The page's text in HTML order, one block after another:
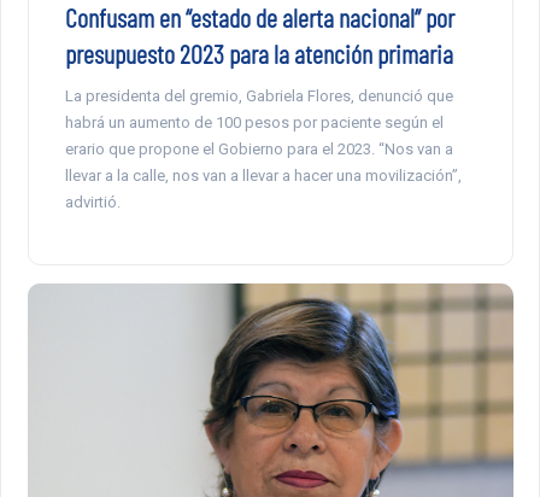
Confusam en “estado de alerta nacional” por
presupuesto 2023 para la atención primaria
La presidenta del gremio, Gabriela Flores, denunció que
habrá un aumento de 100 pesos por paciente según el
erario que propone el Gobierno para el 2023. “Nos van a
llevar a la calle, nos van a llevar a hacer una movilización”,
advirtió.